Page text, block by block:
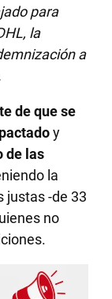
para
la
a
de que se
y
de las
la
justas -de 33
no